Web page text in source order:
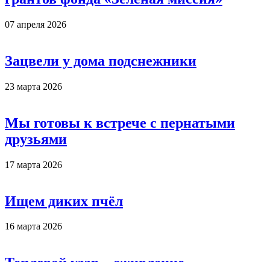
07 апреля 2026
Зацвели у дома подснежники
23 марта 2026
Мы готовы к встрече с пернатыми
друзьями
17 марта 2026
Ищем диких пчёл
16 марта 2026